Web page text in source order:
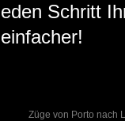
Schritt
Züge von Porto nach